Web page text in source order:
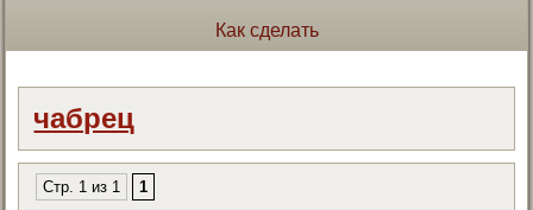
Как сделать
чабрец
Стр. 1 из 1 1